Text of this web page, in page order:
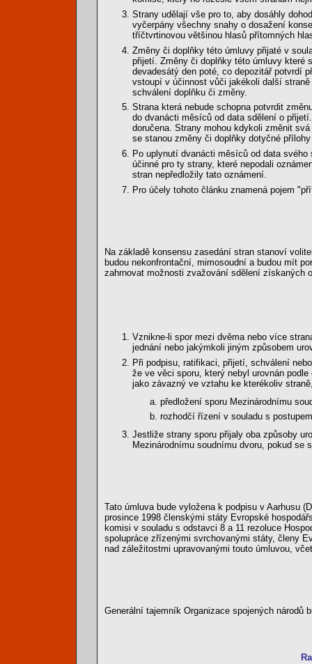
Strany udělají vše pro to, aby dosáhly
vyčerpány všechny snahy o dosažení
tříčtvrtinovou většinou hlasů přítomných
Změny či doplňky této úmluvy přijaté v
přijetí. Změny či doplňky této úmluvy které
devadesátý den poté, co depozitář potvrdí
vstoupí v účinnost vůči jakékoli další
schválení doplňku či změny.
Strana která nebude schopna potvrdit
do dvanácti měsíců od data sdělení o
doručena. Strany mohou kdykoli změnit
se stanou změny či doplňky dotyčné
Po uplynutí dvanácti měsíců od data
účinné pro ty strany, které nepodali
stran nepředložily tato oznámení.
Pro účely tohoto článku znamená pojem
Na základě konsensu zasedání stran stanoví
budou nekonfrontační, mimosoudní a budou mít
zahrnovat možnosti zvažování sdělení získaných
Vznikne-li spor mezi dvěma nebo více
jednání nebo jakýmkoli jiným způsobem
Při podpisu, ratifikaci, přijetí, schválení
že ve věci sporu, který nebyl urovnán
jako závazný ve vztahu ke kterékoliv
předložení sporu Mezinárodnímu
rozhodčí řízení v souladu s
Jestliže strany sporu přijaly oba způsoby
Mezinárodnímu soudnímu dvoru, pokud se
Tato úmluva bude vyložena k podpisu v Aarhusu
prosince 1998 členskými státy Evropské
komisi v souladu s odstavci 8 a 11 rezoluce
spolupráce zřízenými svrchovanými státy, členy
nad záležitostmi upravovanými touto úmluvou,
Generální tajemník Organizace spojených národů